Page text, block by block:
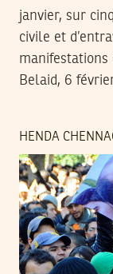
janvier, sur
civile et
manifestations
Belaid, 6
HENDA